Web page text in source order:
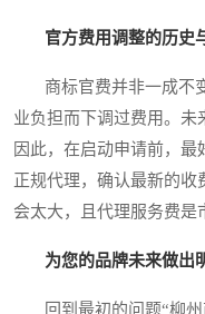
官方费用调整的历史
商标官费并非一成不变
业负担而下调过费用。未
因此，在启动申请前，
正规代理，确认最新的
会太大，且代理服务费是
为您的品牌未来做出
回到最初的问题“柳州